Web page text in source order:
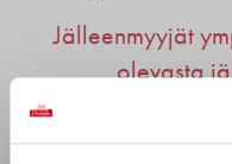
Jälleenmyyjät
olevasta
Voit hakea